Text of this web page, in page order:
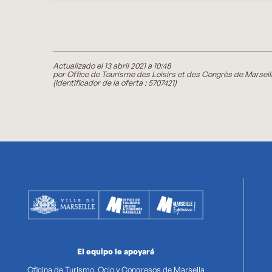
Actualizado el 13 abril 2021 a 10:48
por Office de Tourisme des Loisirs et des Congrès de
(Identificador de la oferta :5707421)
El equipo le apoyará
Oficina de Turismo, Ocio y Congresos de Marsella